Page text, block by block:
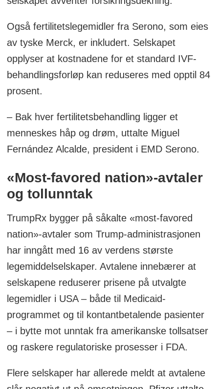
Også fertilitetslegemidler fra Serono, som eies
av tyske Merck, er inkludert. Selskapet
opplyser at kostnadene for et standard IVF-
behandlingsforløp kan reduseres med opptil 84
prosent.
– Bak hver fertilitetsbehandling ligger et
menneskes håp og drøm, uttalte Miguel
Fernández Alcalde, president i EMD Serono.
«Most-favored nation»-avtaler
og tollunntak
TrumpRx bygger på såkalte «most-favored
nation»-avtaler som Trump-administrasjonen
har inngått med 16 av verdens største
legemiddelselskaper. Avtalene innebærer at
selskapene reduserer prisene på utvalgte
legemidler i USA – både til Medicaid-
programmet og til kontantbetalende pasienter
– i bytte mot unntak fra amerikanske tollsatser
og raskere regulatoriske prosesser i FDA.
Flere selskaper har allerede meldt at avtalene